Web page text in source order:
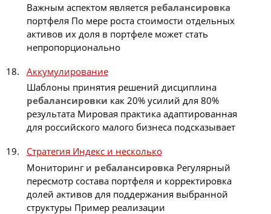
Важным аспектом является ребалансировка
портфеля По мере роста стоимости отдельных
активов их доля в портфеле может стать
непропорционально
Аккумулирование
Шаблоны принятия решений дисциплина
ребалансировки как 20% усилий для 80%
результата Мировая практика адаптированная
для российского малого бизнеса подсказывает
Стратегия Индекс и несколько
Мониторинг и ребалансировка Регулярный
пересмотр состава портфеля и корректировка
долей активов для поддержания выбранной
структуры Пример реализации